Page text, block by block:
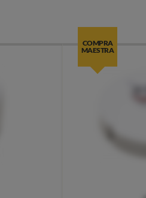
COMPRA
MAESTRA